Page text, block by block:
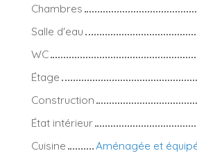
Chambres
Salle d'eau
WC
Étage
Construction
État intérieur
Cuisine
Aménagée et